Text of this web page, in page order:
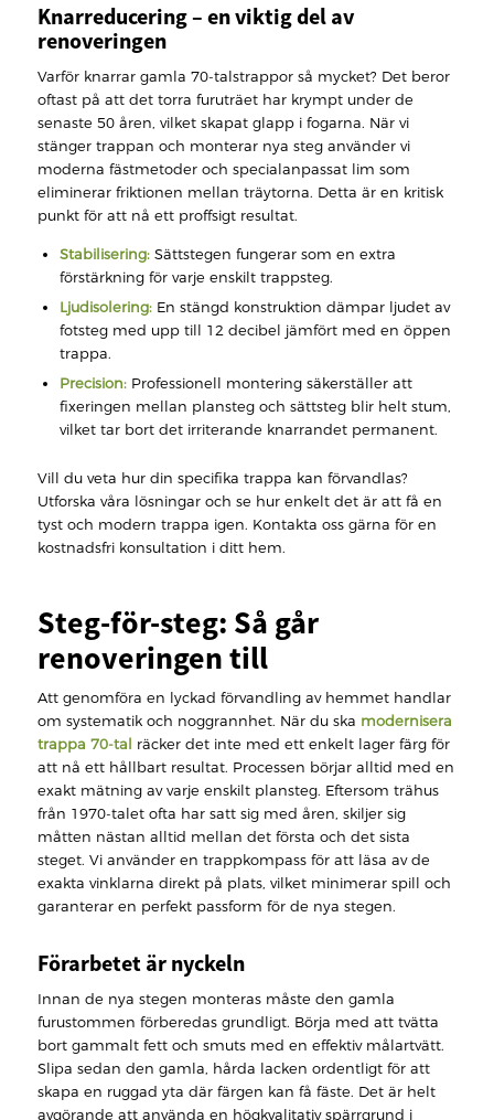
Knarreducering – en viktig del av
renoveringen
Varför knarrar gamla 70-talstrappor så mycket? Det beror
oftast på att det torra furuträet har krympt under de
senaste 50 åren, vilket skapat glapp i fogarna. När vi
stänger trappan och monterar nya steg använder vi
moderna fästmetoder och specialanpassat lim som
eliminerar friktionen mellan träytorna. Detta är en kritisk
punkt för att nå ett proffsigt resultat.
Stabilisering:Sättstegen fungerar som en extra
förstärkning för varje enskilt trappsteg.
Ljudisolering:En stängd konstruktion dämpar ljudet av
fotsteg med upp till 12 decibel jämfört med en öppen
trappa.
Precision:Professionell montering säkerställer att
fixeringen mellan plansteg och sättsteg blir helt stum,
vilket tar bort det irriterande knarrandet permanent.
Vill du veta hur din specifika trappa kan förvandlas?
Utforska våra lösningar och se hur enkelt det är att få en
tyst och modern trappa igen. Kontakta oss gärna för en
kostnadsfri konsultation i ditt hem.
Steg-för-steg: Så går
renoveringen till
Att genomföra en lyckad förvandling av hemmet handlar
om systematik och noggrannhet. När du ska modernisera
trappa 70-tal räcker det inte med ett enkelt lager färg för
att nå ett hållbart resultat. Processen börjar alltid med en
exakt mätning av varje enskilt plansteg. Eftersom trähus
från 1970-talet ofta har satt sig med åren, skiljer sig
måtten nästan alltid mellan det första och det sista
steget. Vi använder en trappkompass för att läsa av de
exakta vinklarna direkt på plats, vilket minimerar spill och
garanterar en perfekt passform för de nya stegen.
Förarbetet är nyckeln
Innan de nya stegen monteras måste den gamla
furustommen förberedas grundligt. Börja med att tvätta
bort gammalt fett och smuts med en effektiv målartvätt.
Slipa sedan den gamla, hårda lacken ordentligt för att
skapa en ruggad yta där färgen kan få fäste. Det är helt
avgörande att använda en högkvalitativ spärrgrund i